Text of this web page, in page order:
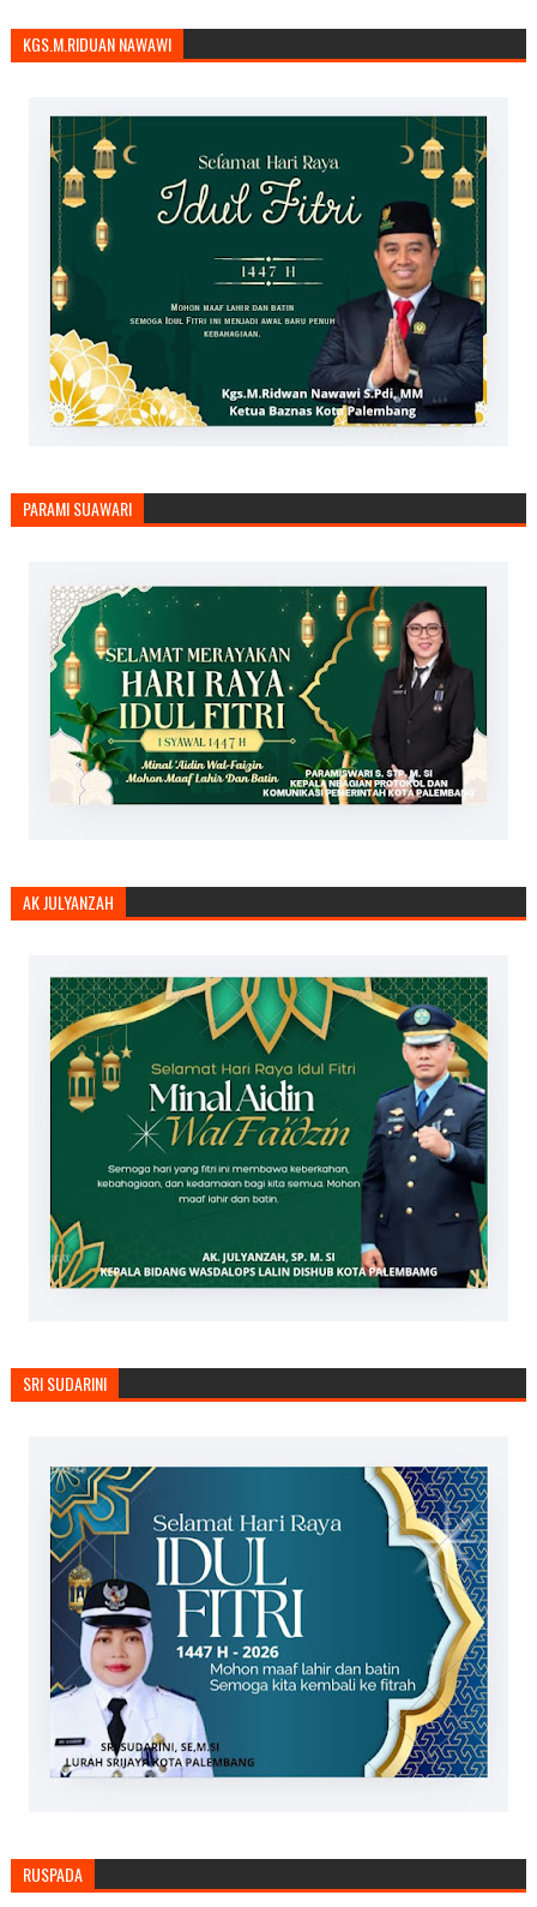
KGS.M.RIDUAN NAWAWI
PARAMI SUAWARI
AK JULYANZAH
SRI SUDARINI
RUSPADA